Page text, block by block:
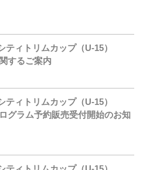
ティトリムカップ（U-15）
するご案内
ティトリムカップ（U-15）
グラム予約販売受付開始のお知